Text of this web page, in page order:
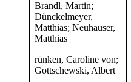
Brandl, Martin;
Dünckelmeyer,
Matthias; Neuhauser,
Matthias
rünken, Caroline von;
Gottschewski, Albert